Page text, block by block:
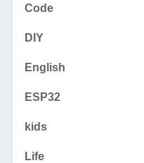
Code
DIY
English
ESP32
kids
Life